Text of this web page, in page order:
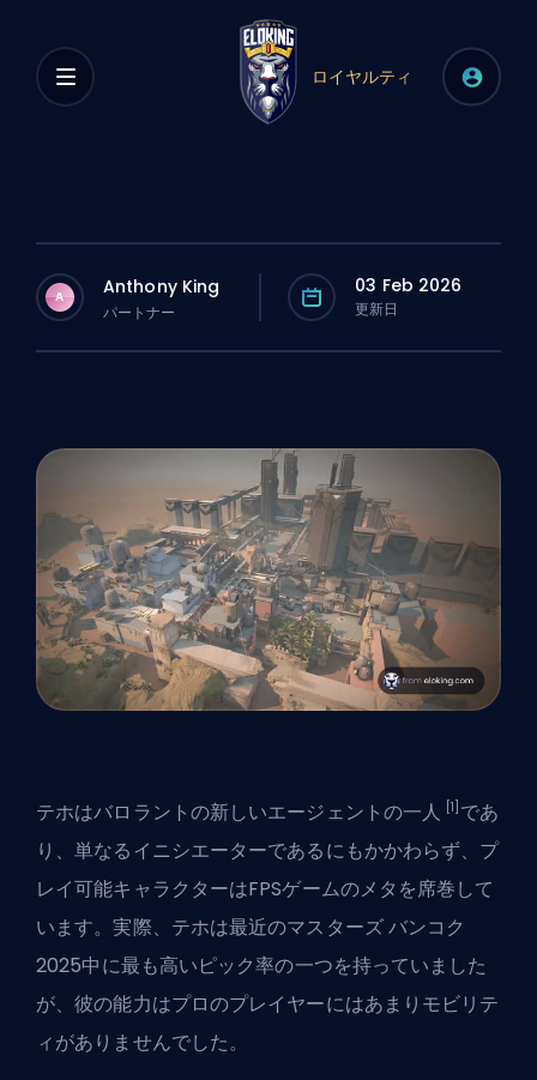
ロイヤルティ
A Anthony King
パートナー
03 Feb 2026
更新日
テホはバロラントの新しいエージェントの一人 [1] であ
り、単なるイニシエーターであるにもかかわらず、プ
レイ可能キャラクターはFPSゲームのメタを席巻して
います。実際、テホは最近のマスターズ バンコク
2025中に最も高いピック率の一つを持っていました
が、彼の能力はプロのプレイヤーにはあまりモビリテ
ィがありませんでした。